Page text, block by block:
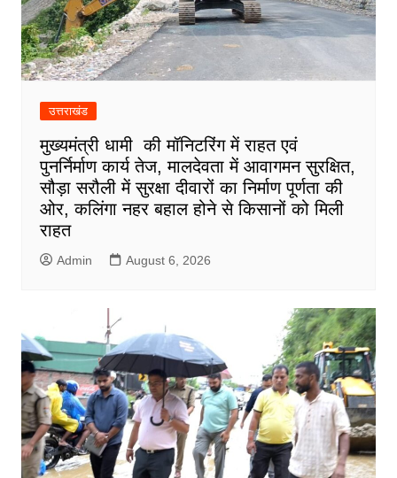
उत्तराखंड
मुख्यमंत्री धामी की मॉनिटरिंग में राहत एवं
पुनर्निर्माण कार्य तेज, मालदेवता में आवागमन सुरक्षित,
सौड़ा सरौली में सुरक्षा दीवारों का निर्माण पूर्णता की
ओर, कलिंगा नहर बहाल होने से किसानों को मिली
राहत
Admin August 6, 2026